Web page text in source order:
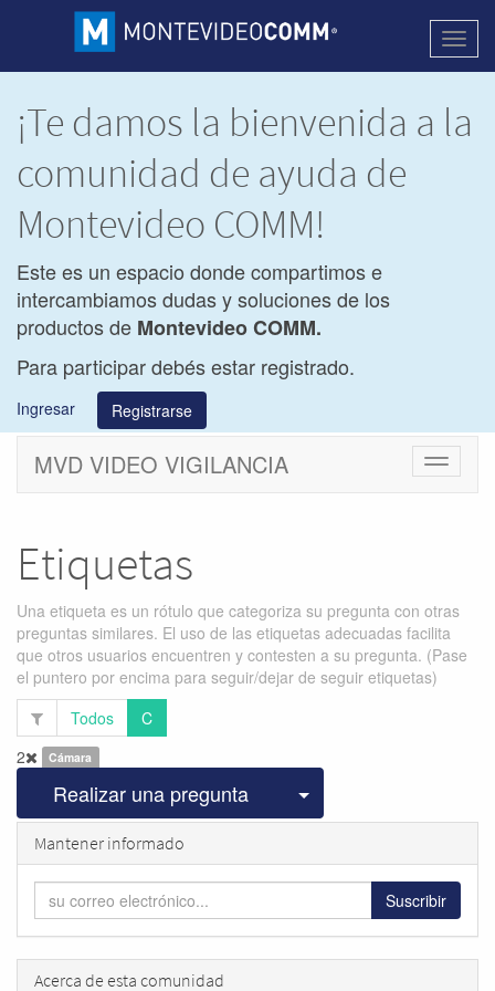
¡Te damos la bienvenida a la
comunidad de ayuda de
Montevideo COMM!
Este es un espacio donde compartimos e
intercambiamos dudas y soluciones de los
productos de Montevideo COMM.
Para participar debés estar registrado.
Ingresar Registrarse
Cambiar
MVD VIDEO VIGILANCIA
Etiquetas
Una etiqueta es un rótulo que categoriza su pregunta con otras
preguntas similares. El uso de las etiquetas adecuadas facilita
que otros usuarios encuentren y contesten a su pregunta. (Pase
el puntero por encima para seguir/dejar de seguir etiquetas)
Todos
C
2
Cámara
Realizar una pregunta Seleccionar
Mantener informado
Suscribir
Acerca de esta comunidad